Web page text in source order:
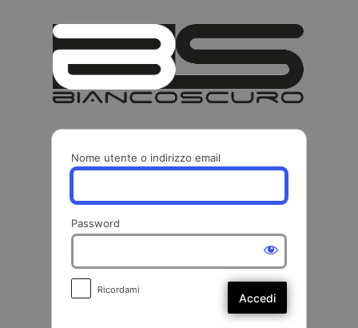
Nome utente o indirizzo email
Password
Ricordami